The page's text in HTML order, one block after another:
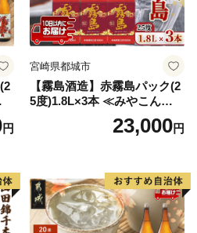
円
宮崎県都城市
【霧島酒造】赤霧島パック(2
5度)1.8L×3本 ≪みやこんじょ
特急便≫_23-07-K03P-1800-3
23,000円